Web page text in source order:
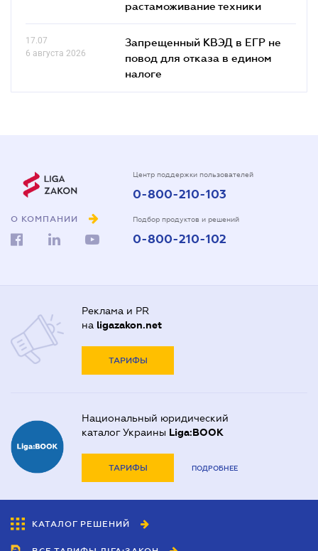
растаможивание техники
17.07
6 августа 2026
Запрещенный КВЭД в ЕГР не
повод для отказа в едином
налоге
О КОМПАНИИ
Центр поддержки пользователей
0-800-210-103
Подбор продуктов и решений
0-800-210-102
Реклама и PR
на ligazakon.net
ТАРИФЫ
Национальный юридический
каталог Украины Liga:BOOK
ТАРИФЫ ПОДРОБНЕЕ
КАТАЛОГ РЕШЕНИЙ